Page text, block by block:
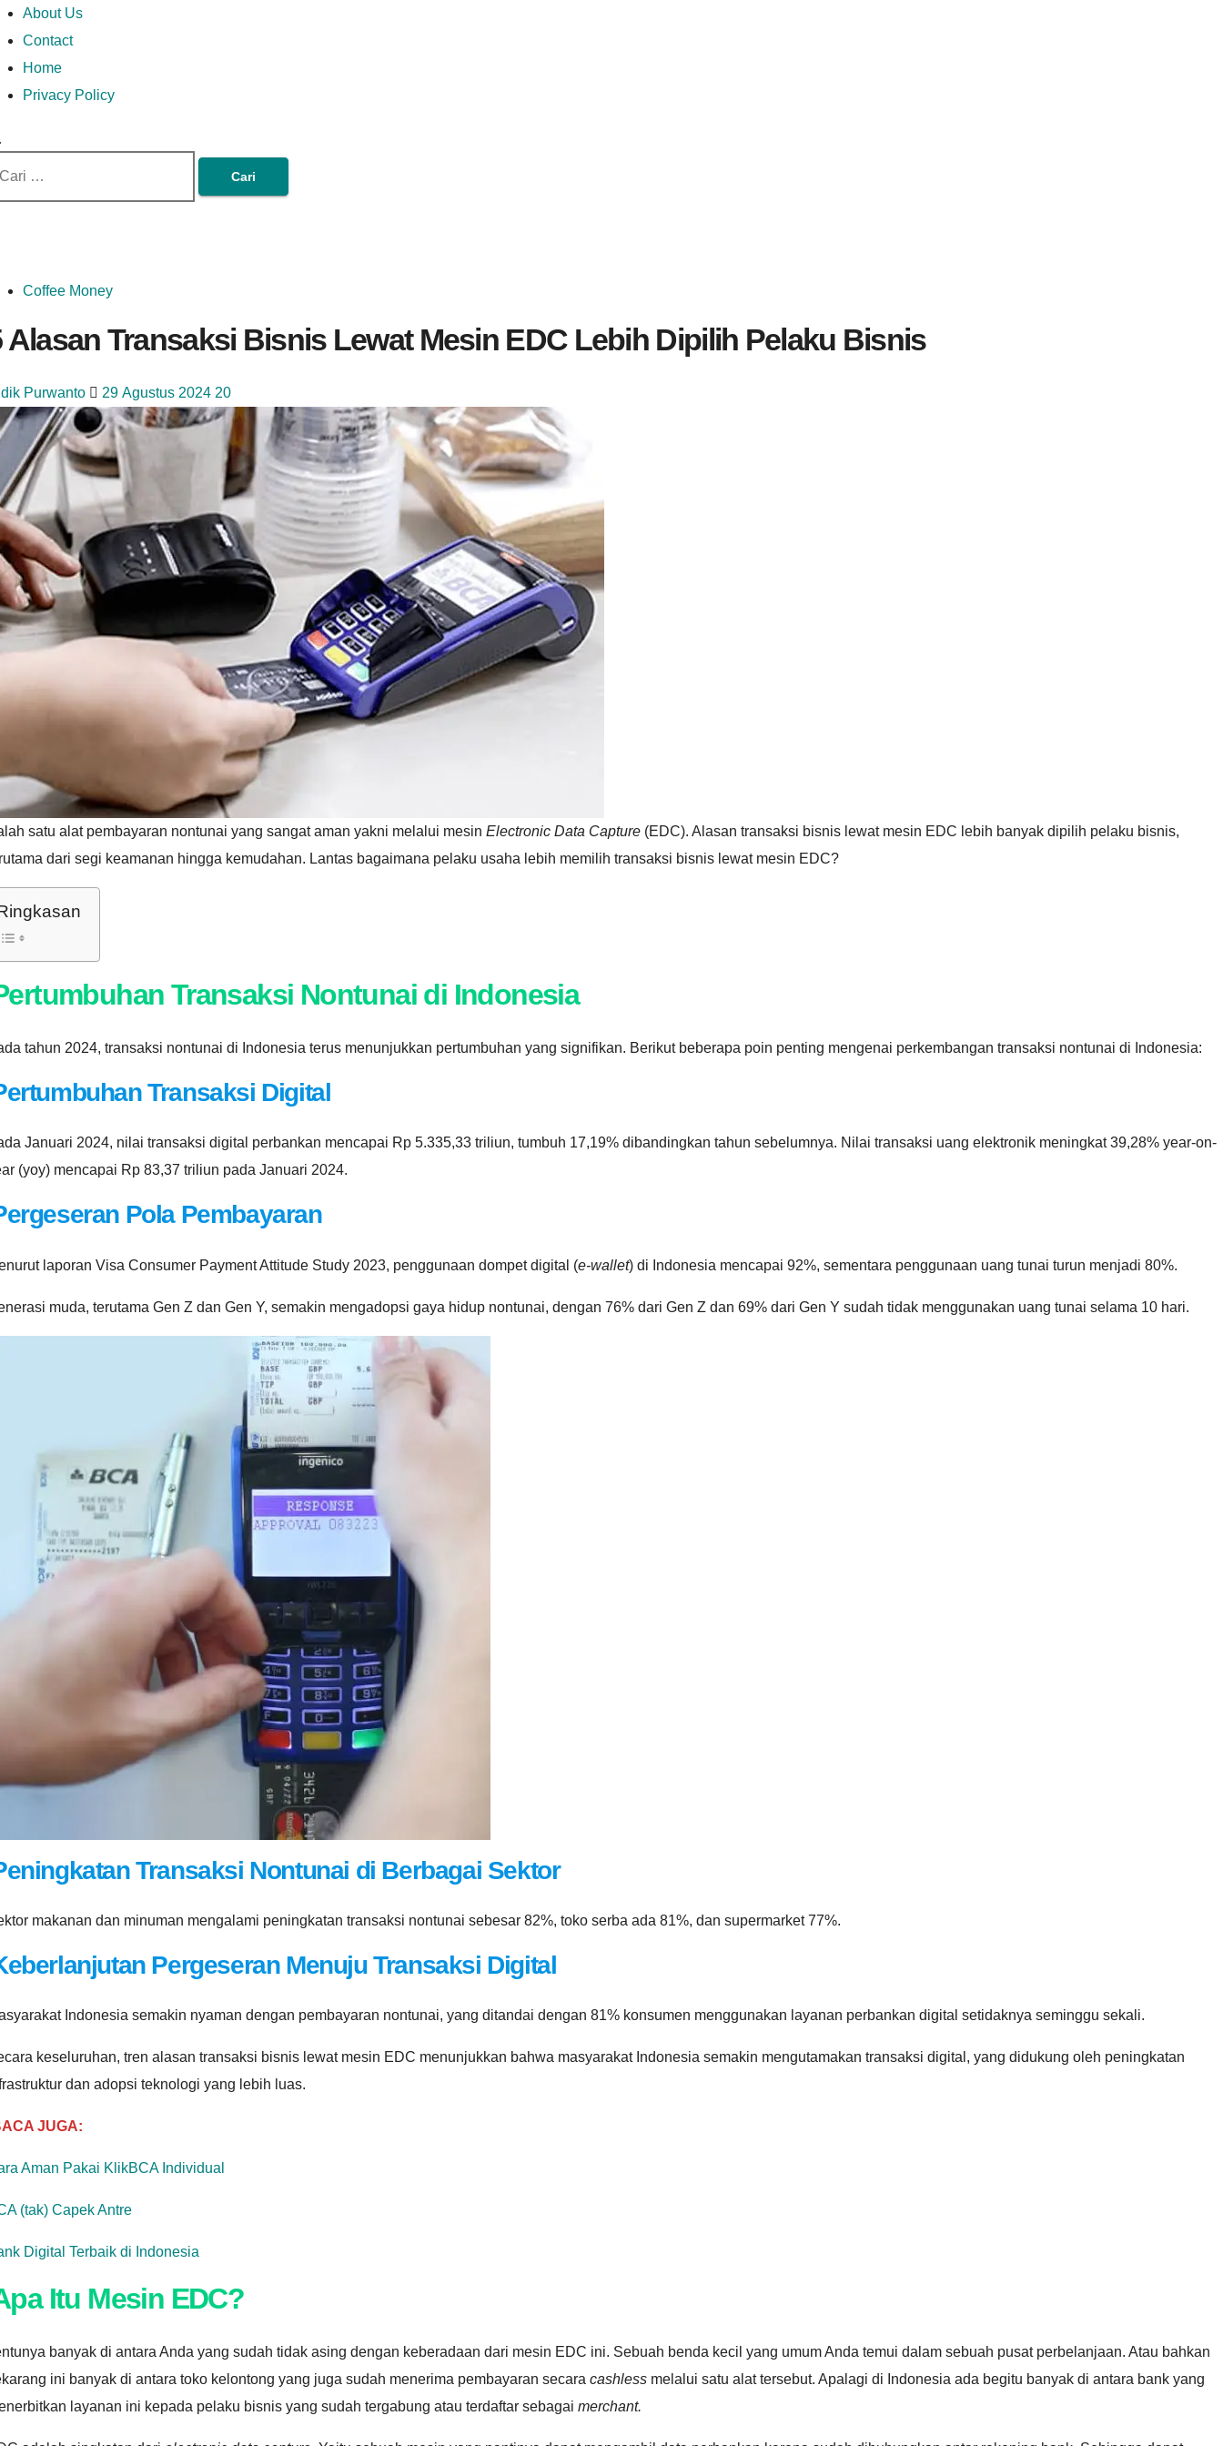
Skip
to
content
Money In Every
Way
Lets Talk About MoneyIn Every Way
About Us
Contact
Home
Privacy Policy
Coffee Money
Alasan Transaksi Bisnis Lewat Mesin EDC Lebih Dipilih Pelaku Bisnis
Purwanto 29 Agustus 2024 20
satu alat pembayaran nontunai yang sangat aman yakni melalui mesin Electronic Data Capture (EDC). Alasan transaksi bisnis lewat mesin EDC lebih banyak dipilih pelaku bisnis,
dari segi keamanan hingga kemudahan. Lantas bagaimana pelaku usaha lebih memilih transaksi bisnis lewat mesin EDC?
Transaksi Nontunai di Indonesia
tahun 2024, transaksi nontunai di Indonesia terus menunjukkan pertumbuhan yang signifikan. Berikut beberapa poin penting mengenai perkembangan transaksi nontunai di Indonesia:
Transaksi Digital
Januari 2024, nilai transaksi digital perbankan mencapai Rp 5.335,33 triliun, tumbuh 17,19% dibandingkan tahun sebelumnya. Nilai transaksi uang elektronik meningkat 39,28% year-on-
(yoy) mencapai Rp 83,37 triliun pada Januari 2024.
Pola Pembayaran
laporan Visa Consumer Payment Attitude Study 2023, penggunaan dompet digital (e-wallet) di Indonesia mencapai 92%, sementara penggunaan uang tunai turun menjadi 80%.
muda, terutama Gen Z dan Gen Y, semakin mengadopsi gaya hidup nontunai, dengan 76% dari Gen Z dan 69% dari Gen Y sudah tidak menggunakan uang tunai selama 10 hari.
Transaksi Nontunai di Berbagai Sektor
makanan dan minuman mengalami peningkatan transaksi nontunai sebesar 82%, toko serba ada 81%, dan supermarket 77%.
Pergeseran Menuju Transaksi Digital
Indonesia semakin nyaman dengan pembayaran nontunai, yang ditandai dengan 81% konsumen menggunakan layanan perbankan digital setidaknya seminggu sekali.
keseluruhan, tren alasan transaksi bisnis lewat mesin EDC menunjukkan bahwa masyarakat Indonesia semakin mengutamakan transaksi digital, yang didukung oleh peningkatan
dan adopsi teknologi yang lebih luas.
JUGA:
Aman Pakai KlikBCA Individual
(tak) Capek Antre
Digital Terbaik di Indonesia
Itu Mesin EDC?
banyak di antara Anda yang sudah tidak asing dengan keberadaan dari mesin EDC ini. Sebuah benda kecil yang umum Anda temui dalam sebuah pusat perbelanjaan. Atau bahkan
ini banyak di antara toko kelontong yang juga sudah menerima pembayaran secara cashless melalui satu alat tersebut. Apalagi di Indonesia ada begitu banyak di antara bank yang
layanan ini kepada pelaku bisnis yang sudah tergabung atau terdaftar sebagai merchant.